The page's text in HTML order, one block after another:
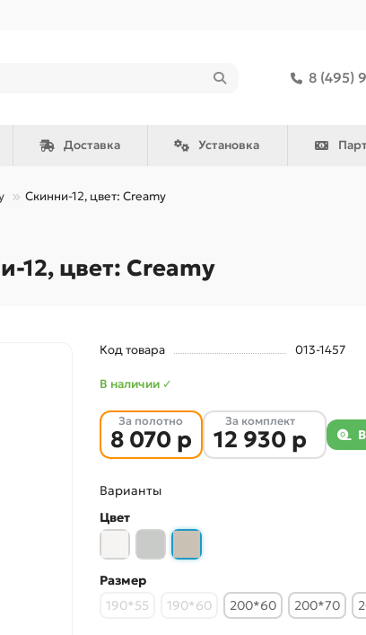
8 (495)
Доставка Установка
Скинни-12, цвет: Creamy
цвет: Creamy
Код товара 013-1457
В наличии ✓
За полотно
8 070 р
За комплект
12 930 р
Варианты
Цвет
Размер
190*55
190*60 200*60 200*70